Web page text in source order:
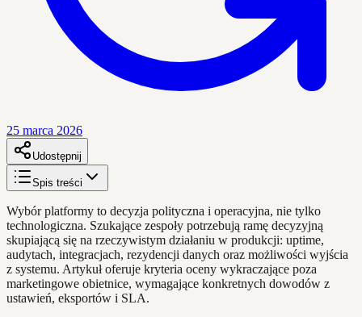
25 marca 2026
Udostępnij
Spis treści
Wybór platformy to decyzja polityczna i operacyjna, nie tylko
technologiczna. Szukające zespoły potrzebują ramę decyzyjną
skupiającą się na rzeczywistym działaniu w produkcji: uptime,
audytach, integracjach, rezydencji danych oraz możliwości wyjścia
z systemu. Artykuł oferuje kryteria oceny wykraczające poza
marketingowe obietnice, wymagające konkretnych dowodów z
ustawień, eksportów i SLA.